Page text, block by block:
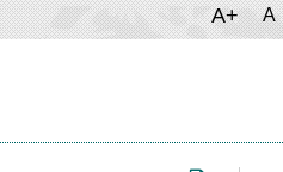
A+ A